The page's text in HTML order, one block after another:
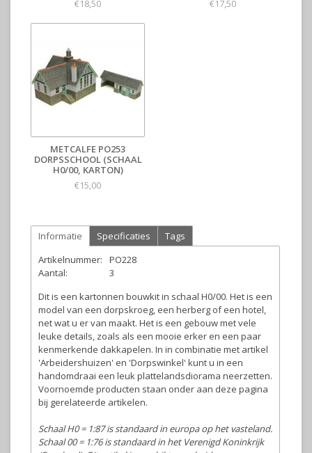
€18,50
€17,50
METCALFE PO253
DORPSSCHOOL (SCHAAL
H0/00, KARTON)
€15,00
Informatie Specificaties
Tags
Artikelnummer:
PO228
Aantal:
3
Dit is een kartonnen bouwkit in schaal H0/00. Het is een
model van een dorpskroeg, een herberg of een hotel,
net wat u er van maakt. Het is een gebouw met vele
leuke details, zoals als een mooie erker en een paar
kenmerkende dakkapelen. In in combinatie met artikel
'Arbeidershuizen' en 'Dorpswinkel' kunt u in een
handomdraai een leuk plattelandsdiorama neerzetten.
Voornoemde producten staan onder aan deze pagina
bij gerelateerde artikelen.
Schaal H0 = 1:87 is standaard in europa op het vasteland.
Schaal 00 = 1:76 is standaard in het Verenigd Koninkrijk